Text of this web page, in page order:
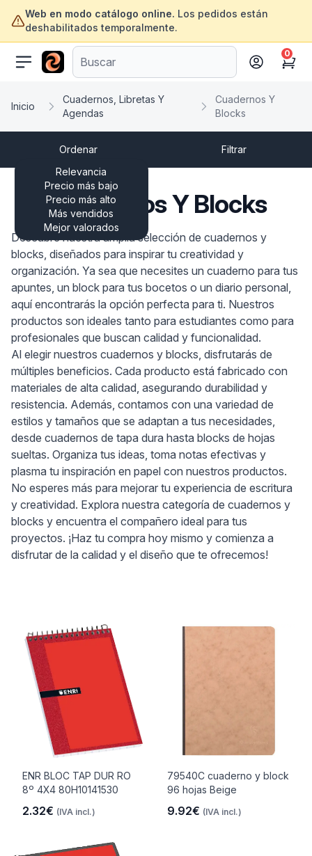
Web en modo catálogo online. Los pedidos están
deshabilitados temporalmente.
ofertasinformatica.com
Cart
0
Inicio
Cuadernos, Libretas Y
Agendas
Cuadernos Y
Blocks
Ordenar
Relevancia
Precio más bajo
Precio más alto
Más vendidos
Mejor valorados
Filtrar
Cuadernos Y Blocks
Descubre nuestra amplia selección de cuadernos y
blocks, diseñados para inspirar tu creatividad y
organización. Ya sea que necesites un cuaderno para tus
apuntes, un block para tus bocetos o un diario personal,
aquí encontrarás la opción perfecta para ti. Nuestros
productos son ideales tanto para estudiantes como para
profesionales que buscan calidad y funcionalidad.
Al elegir nuestros cuadernos y blocks, disfrutarás de
múltiples beneficios. Cada producto está fabricado con
materiales de alta calidad, asegurando durabilidad y
resistencia. Además, contamos con una variedad de
estilos y tamaños que se adaptan a tus necesidades,
desde cuadernos de tapa dura hasta blocks de hojas
sueltas. Organiza tus ideas, toma notas efectivas y
plasma tu inspiración en papel con nuestros productos.
No esperes más para mejorar tu experiencia de escritura
y creatividad. Explora nuestra categoría de cuadernos y
blocks y encuentra el compañero ideal para tus
proyectos. ¡Haz tu compra hoy mismo y comienza a
disfrutar de la calidad y el diseño que te ofrecemos!
ENR BLOC TAP DUR RO
8º 4X4 80H10141530
2.32€ (IVA incl.)
79540C cuaderno y block
96 hojas Beige
9.92€ (IVA incl.)